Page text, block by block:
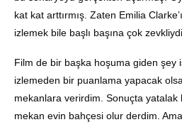
kat kat arttırmış. Zaten Emilia
izlemek bile başlı başına çok zevkliydi.
Film de bir başka hoşuma giden şey
izlemeden bir puanlama yapacak
mekanlara verirdim. Sonuçta yatalak
mekan evin bahçesi olur derdim.